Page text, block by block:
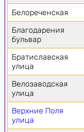
Белореченская
Благодарения
бульвар
Братиславская
улица
Велозаводская
улица
Верхние Поля
улица